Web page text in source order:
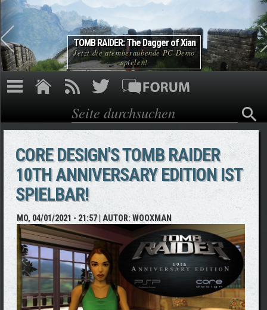
Direkt zum Inhalt
TOMB RAIDER: The Dagger of Xian
Jetzt die atemberaubende PC-Demo
spielen!
Suchformular
Suche
CORE DESIGN'S TOMB RAIDER
10TH ANNIVERSARY EDITION IST
SPIELBAR!
MO, 04/01/2021 - 21:57| AUTOR:WOOXMAN